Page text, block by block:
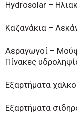
Hydrosolar –
Καζανάκια –
Αεραγωγοί –
Πίνακες
Εξαρτήματα
Εξαρτήματα